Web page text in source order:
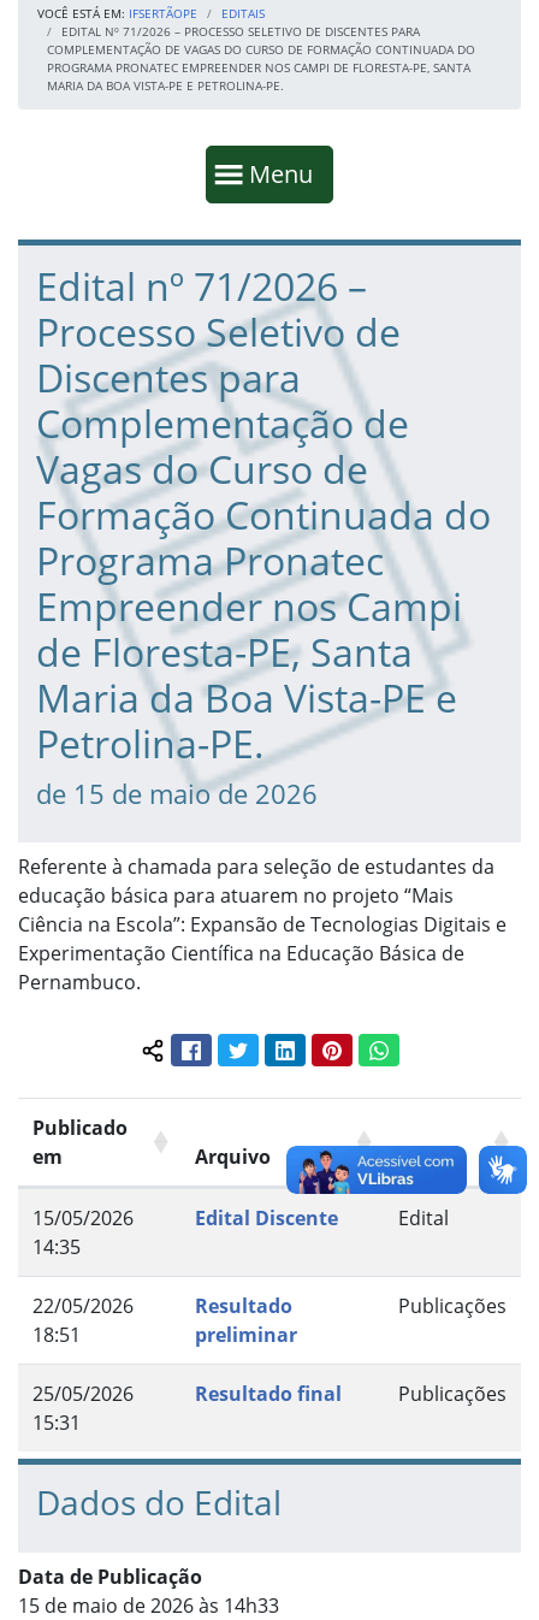
VOCÊ ESTÁ EM: IFSERTÃOPE
EDITAIS
EDITAL Nº 71/2026 – PROCESSO SELETIVO DE DISCENTES PARA
COMPLEMENTAÇÃO DE VAGAS DO CURSO DE FORMAÇÃO CONTINUADA DO
PROGRAMA PRONATEC EMPREENDER NOS CAMPI DE FLORESTA-PE, SANTA
MARIA DA BOA VISTA-PE E PETROLINA-PE.
Mostrar
Menu
Fim da navegação
Início do conteúdo
Edital nº 71/2026 –
Processo Seletivo de
Discentes para
Complementação de
Vagas do Curso de
Formação Continuada do
Programa Pronatec
Empreender nos Campi
de Floresta-PE, Santa
Maria da Boa Vista-PE e
Petrolina-PE.
de 15 de maio de 2026
Referente à chamada para seleção de estudantes da
educação básica para atuarem no projeto “Mais
Ciência na Escola”: Expansão de Tecnologias Digitais e
Experimentação Científica na Educação Básica de
Pernambuco.
Compartilhar conteúdo:
FacebookTwitterLinkedInPinterestWhatsApp
Publicado
em
Arquivo Grupo
15/05/2026
14:35
Edital Discente Edital
22/05/2026
18:51
Resultado
preliminar
Publicações
25/05/2026
15:31
Resultado final Publicações
Dados do Edital
Data de Publicação
15 de maio de 2026 às 14h33